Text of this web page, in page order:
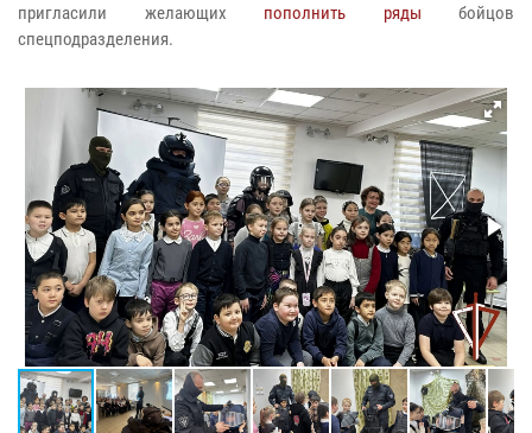
пригласили желающих пополнить ряды бойцов
спецподразделения.